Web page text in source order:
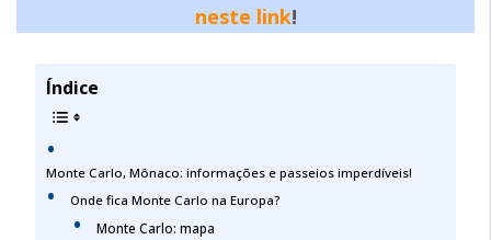
neste link!
Índice
Monte Carlo, Mônaco: informações e passeios imperdíveis!
Onde fica Monte Carlo na Europa?
Monte Carlo: mapa